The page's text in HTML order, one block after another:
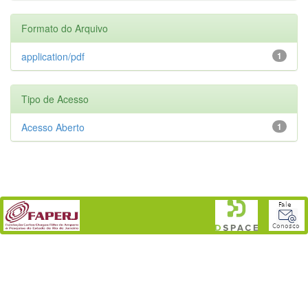
Formato do Arquivo
1
application/pdf
Tipo de Acesso
1
Acesso Aberto